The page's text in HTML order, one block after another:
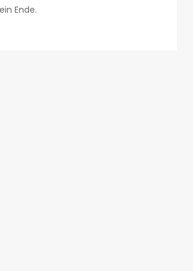
Ende.